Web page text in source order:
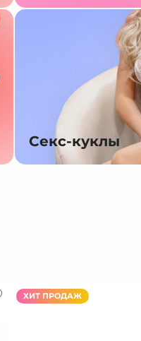
Секс-куклы
ХИТ ПРОДАЖ